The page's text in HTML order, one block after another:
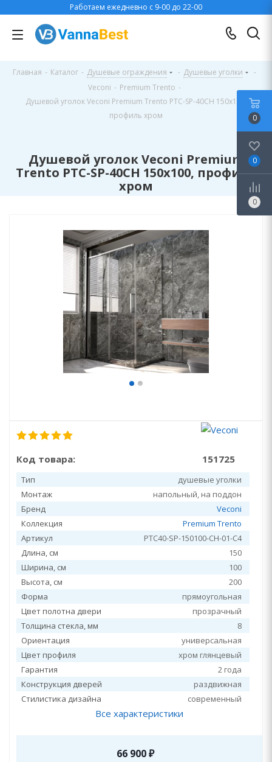
Работаем ежедневно с 9-00 до 22-00
Главная - Каталог - Душевые ограждения - Душевые уголки
-
Veconi - Premium Trento -
Душевой уголок Veconi Premium Trento PTC-SP-40CH 150x100,
профиль хром
Душевой уголок Veconi Premium
Trento PTC-SP-40CH 150x100, профиль
хром
Код товара: 151725
Тип
душевые уголки
Монтаж
напольный, на поддон
Бренд
Veconi
Коллекция
Premium Trento
Артикул
PTC40-SP-150100-CH-01-C4
Длина, см
150
Ширина, см
100
Высота, см
200
Форма
прямоугольная
Цвет полотна двери
прозрачный
Толщина стекла, мм
8
Ориентация
универсальная
Цвет профиля
хром глянцевый
Гарантия
2 года
Конструкция дверей
раздвижная
Стилистика дизайна
современный
Все характеристики
66 900₽
0
0
0